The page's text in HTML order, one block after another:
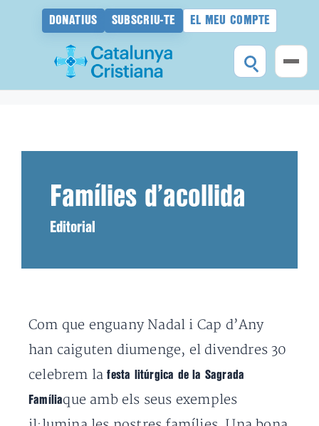
DONATIUS SUBSCRIU-TE EL MEU COMPTE
Famílies d’acollida
Editorial
Com que enguany Nadal i Cap d’Any
han caiguten diumenge, el divendres 30
celebrem lafesta litúrgica de la Sagrada
Famíliaque amb els seus exemples